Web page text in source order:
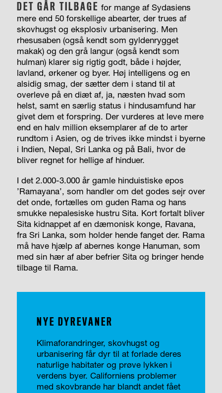
DET GÅR TILBAGE for mange af Sydasiens
mere end 50 forskellige abearter, der trues af
skovhugst og eksplosiv urbanisering. Men
rhesusaben (også kendt som gyldenrygget
makak) og den grå langur (også kendt som
hulman) klarer sig rigtig godt, både i højder,
lavland, ørkener og byer. Høj intelligens og en
alsidig smag, der sætter dem i stand til at
overleve på en diæt af, ja, næsten hvad som
helst, samt en særlig status i hindusamfund har
givet dem et forspring. Der vurderes at leve mere
end en halv million eksemplarer af de to arter
rundtom i Asien, og de trives ikke mindst i byerne
i Indien, Nepal, Sri Lanka og på Bali, hvor de
bliver regnet for hellige af hinduer.
I det 2.000-3.000 år gamle hinduistiske epos
’Ramayana’, som handler om det godes sejr over
det onde, fortælles om guden Rama og hans
smukke nepalesiske hustru Sita. Kort fortalt bliver
Sita kidnappet af en dæmonisk konge, Ravana,
fra Sri Lanka, som holder hende fanget der. Rama
må have hjælp af abernes konge Hanuman, som
med sin hær af aber befrier Sita og bringer hende
tilbage til Rama.
NYE DYREVANER
Klimaforandringer, skovhugst og
urbanisering får dyr til at forlade deres
naturlige habitater og prøve lykken i
verdens byer. Californiens problemer
med skovbrande har blandt andet fået